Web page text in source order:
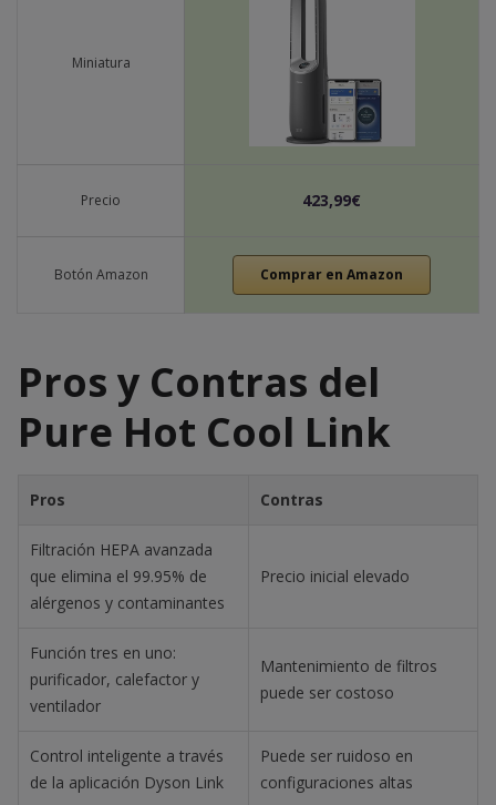
Miniatura
Precio 423,99€
Botón Amazon Comprar en Amazon
Pros y Contras del
Pure Hot Cool Link
Pros Contras
Filtración HEPA avanzada
que elimina el 99.95% de
alérgenos y contaminantes
Precio inicial elevado
Función tres en uno:
purificador, calefactor y
ventilador
Mantenimiento de filtros
puede ser costoso
Control inteligente a través
de la aplicación Dyson Link
Puede ser ruidoso en
configuraciones altas